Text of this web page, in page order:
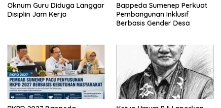
Oknum Guru Diduga Langgar
Disiplin Jam Kerja
Bappeda Sumenep Perkuat
Pembangunan Inklusif
Berbasis Gender Desa